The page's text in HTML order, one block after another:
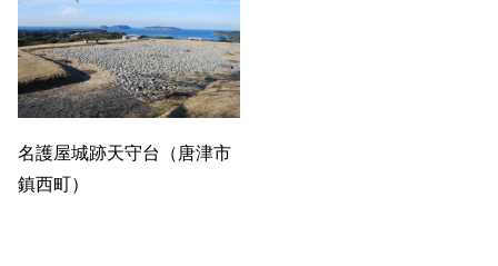
名護屋城跡天守台（唐津市
鎮西町）